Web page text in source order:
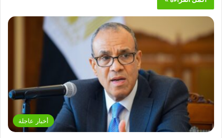
أخبار عاجلة